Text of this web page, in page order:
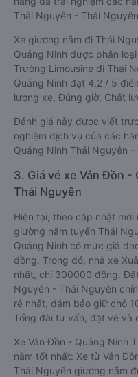
Thái Nguyên - Thái
Xe giường nằm đi Thái
Quảng Ninh được phân
Trường Limousine đi Thái
Quảng Ninh đạt 4.2 / 5
lượng xe, Đúng giờ, Chất
Đánh giá này được viết
nghiệm dịch vụ của các
Quảng Ninh Thái Nguyên -
3. Giá vé xe Vân Đồn -
Thái Nguyên
Hiện tại, theo cập nhật
giường nằm tuyến Thái
Quảng Ninh có mức giá
đồng. Trong đó, nhà xe
nhất, chỉ 300000 đồng.
Nguyên - Thái Nguyên
rẻ nhất, đảm bảo giữ chỗ
Tổng đài tư vấn, đặt vé và
Xe Vân Đồn - Quảng Ninh
nằm tốt nhất: Xe từ Vân
Thái Nguyên giường nằm